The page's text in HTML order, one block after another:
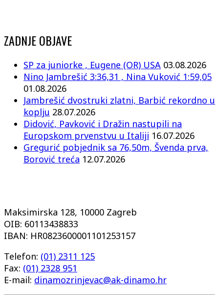
ZADNJE OBJAVE
SP za juniorke , Eugene (OR) USA 03.08.2026
Nino Jambrešić 3:36,31 , Nina Vuković 1:59,05
01.08.2026
Jambrešić dvostruki zlatni, Barbić rekordno u
koplju 28.07.2026
Didović, Pavković i Dražin nastupili na
Europskom prvenstvu u Italiji 16.07.2026
Gregurić pobjednik sa 76,50m, Švenda prva,
Borović treća 12.07.2026
Maksimirska 128, 10000 Zagreb
OIB: 60113438833
IBAN: HR0823600001101253157
Telefon: (01) 2311 125
Fax: (01) 2328 951
E-mail: dinamozrinjevac@ak-dinamo.hr